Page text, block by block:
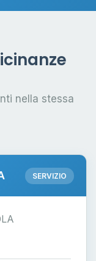
nella stessa
SERVIZIO